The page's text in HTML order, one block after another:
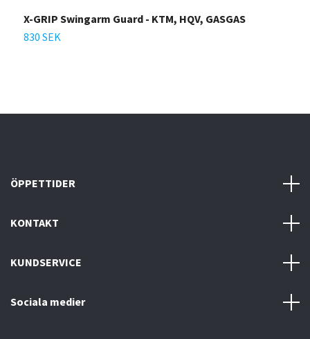
X-GRIP Swingarm Guard - KTM, HQV, GASGAS
830 SEK
ÖPPETTIDER
KONTAKT
KUNDSERVICE
Sociala medier